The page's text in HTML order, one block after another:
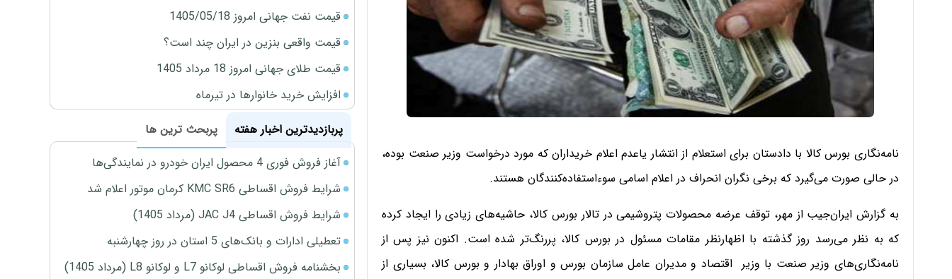
نامه‌نگاری بورس کالا با دادستان برای استعلام از انتشار یاعدم اعلام خریداران که مورد درخواست وزیر صنعت بوده،
در حالی صورت می‌گیرد که برخی نگران انحراف در اعلام اسامی سوءاستفاده‌کنندگان هستند.
به گزارش ایران‌جیب از مهر، توقف عرضه محصولات پتروشیمی در تالار بورس کالا، حاشیه‌های زیادی را ایجاد کرده
که به نظر می‌رسد روز گذشته با اظهارنظر مقامات مسئول در بورس کالا، پررنگ‌تر شده است. اکنون نیز پس از
نامه‌نگاری‌های وزیر صنعت با وزیر اقتصاد و مدیران عامل سازمان بورس و اوراق بهادار و بورس کالا، بسیاری از
قیمت نفت جهانی امروز 1405/05/18
قیمت واقعی بنزین در ایران چند است؟
قیمت طلای جهانی امروز 18 مرداد 1405
افزایش خرید خانوارها در تیرماه
پربازدیدترین اخبار هفته
پربحث ترین ها
آغاز فروش فوری 4 محصول ایران خودرو در نمایندگی‌ها
شرایط فروش اقساطی KMC SR6 کرمان موتور اعلام شد
شرایط فروش اقساطی JAC J4 (مرداد 1405)
تعطیلی ادارات و بانک‌های 5 استان در روز چهارشنبه
بخشنامه فروش اقساطی لوکانو L7 و لوکانو L8 (مرداد 1405)